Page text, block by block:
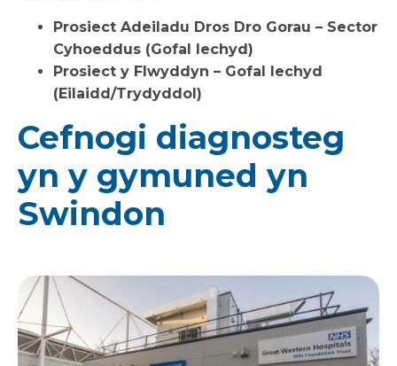
Prosiect Adeiladu Dros Dro Gorau – Sector
Cyhoeddus (Gofal Iechyd)
Prosiect y Flwyddyn – Gofal Iechyd
(Eilaidd/Trydyddol)
Cefnogi diagnosteg
yn y gymuned yn
Swindon